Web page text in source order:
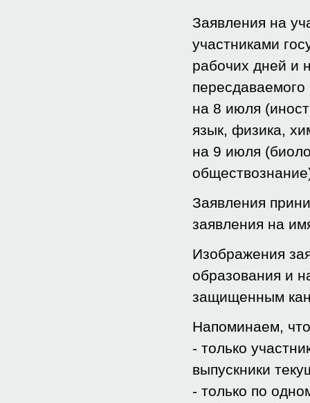
Заявления на
участниками
рабочих дней и
на 8 июля
язык, физика,
на 9 июля
Заявления
заявления на
Изображения
образования и
защищенным
Напоминаем,
- только
выпускники
- только по